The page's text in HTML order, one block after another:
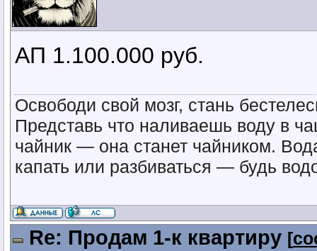
АП 1.100.000 руб.
Освободи свой мозг, стань
Представь что наливаешь воду в
чайник — она станет чайником.
капать или разбиваться — будь
Re: Продам 1-к квартиру [